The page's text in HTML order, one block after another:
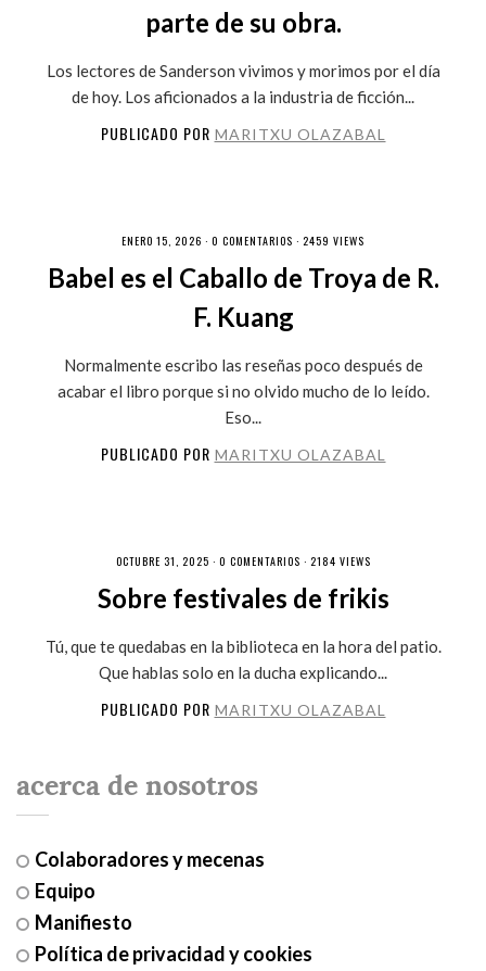
parte de su obra.
Los lectores de Sanderson vivimos y morimos por el día
de hoy. Los aficionados a la industria de ficción...
PUBLICADO POR MARITXU OLAZABAL
ENERO 15, 2026 · 0 COMENTARIOS · 2459 VIEWS
Babel es el Caballo de Troya de R.
F. Kuang
Normalmente escribo las reseñas poco después de
acabar el libro porque si no olvido mucho de lo leído.
Eso...
PUBLICADO POR MARITXU OLAZABAL
OCTUBRE 31, 2025 · 0 COMENTARIOS · 2184 VIEWS
Sobre festivales de frikis
Tú, que te quedabas en la biblioteca en la hora del patio.
Que hablas solo en la ducha explicando...
PUBLICADO POR MARITXU OLAZABAL
acerca de nosotros
Colaboradores y mecenas
Equipo
Manifiesto
Política de privacidad y cookies